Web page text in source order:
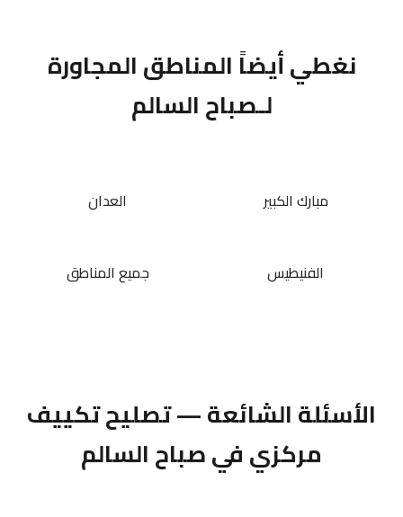
نغطي أيضاً المناطق المجاورة
لـصباح السالم
مبارك الكبير العدان
الفنيطيس جميع المناطق
الأسئلة الشائعة — تصليح تكييف
مركزي في صباح السالم